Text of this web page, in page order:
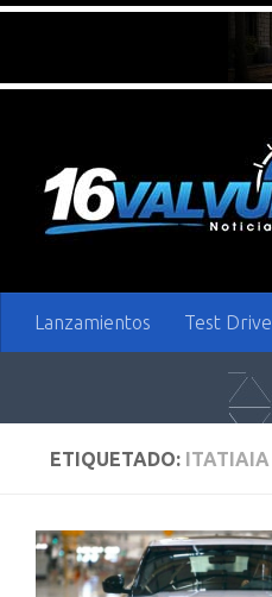
Lanzamientos Test Drive
ETIQUETADO: ITATIAIA